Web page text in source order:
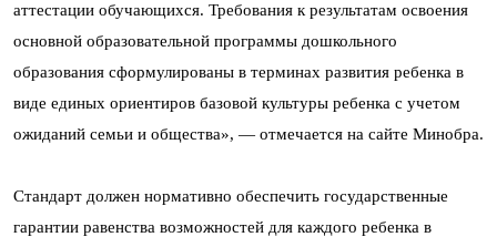
аттестации обучающихся. Требования к результатам освоения
основной образовательной программы дошкольного
образования сформулированы в терминах развития ребенка в
виде единых ориентиров базовой культуры ребенка с учетом
ожиданий семьи и общества», — отмечается на сайте Минобра.
Стандарт должен нормативно обеспечить государственные
гарантии равенства возможностей для каждого ребенка в